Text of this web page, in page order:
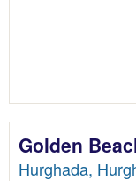
Golden
Hurghada,